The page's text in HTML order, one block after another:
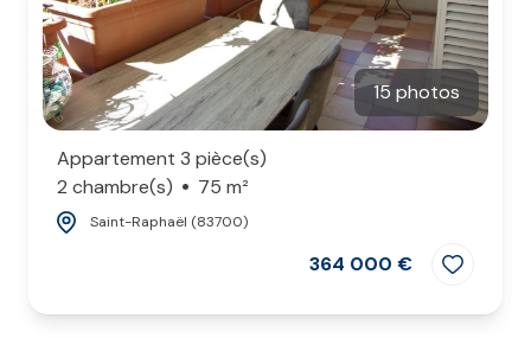
15 photos
Appartement 3 pièce(s)
2 chambre(s)
75 m²
Saint-Raphaël (83700)
364 000 €